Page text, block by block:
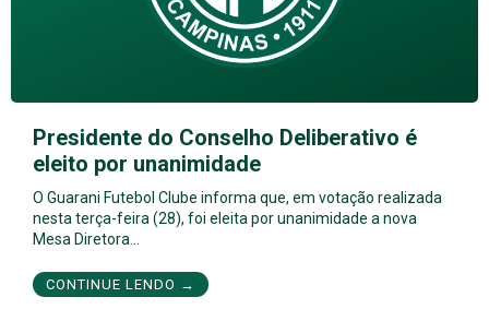
Presidente do Conselho Deliberativo é
eleito por unanimidade
O Guarani Futebol Clube informa que, em votação realizada
nesta terça-feira (28), foi eleita por unanimidade a nova
Mesa Diretora…
CONTINUE LENDO →